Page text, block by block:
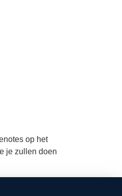
op het
je zullen doen